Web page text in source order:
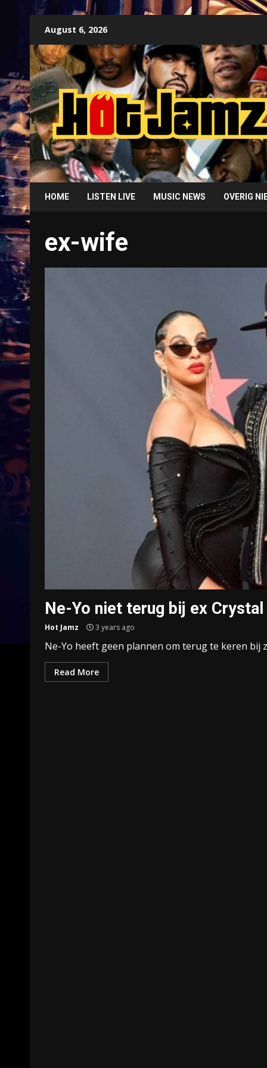
content
August 6, 2026
HOME LISTEN LIVE MUSIC NEWS OVERIG
ex-wife
Ne-Yo niet terug bij ex Crystal
Hot Jamz 3 years ago
Ne-Yo heeft geen plannen om terug te keren bij
Read More
Treinkaartjes worden duurder,
abonnementen verdwijnen
9 months ago